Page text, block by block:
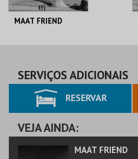
MAAT FRIEND
AQUISIÇÃO
MAIS INFO
COMPRAR
SERVIÇOS ADICIONAIS
RESERVAR
VEJA AINDA:
MAAT FRIEND